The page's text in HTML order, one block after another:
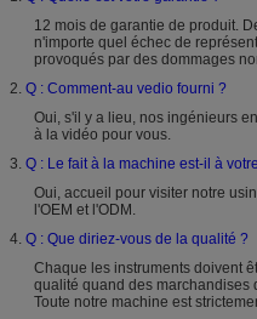
12 mois de garantie de produit.
n'importe quel échec de
provoqués par des dommages
2. Q : Comment-au vedio fourni ?
Oui, s'il y a lieu, nos ingénieurs
à la vidéo pour vous.
3. Q : Le fait à la machine est-il à
Oui, accueil pour visiter notre
l'OEM et l'ODM.
4. Q : Que diriez-vous de la qualité ?
Chaque les instruments doivent
qualité quand des marchandises
Toute notre machine est